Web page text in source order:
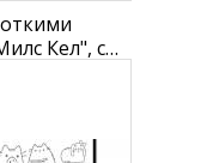
Кел", с